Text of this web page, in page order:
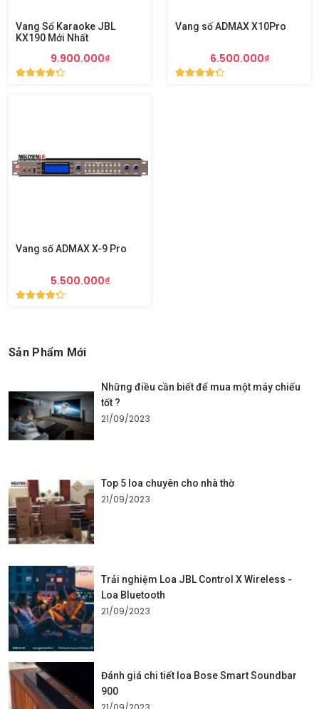
Vang Số Karaoke JBL
KX190 Mới Nhất
9.900.000₫
Vang số ADMAX X10Pro
6.500.000₫
Vang số ADMAX X-9 Pro
5.500.000₫
Sản Phẩm Mới
Những điều cần biết để mua một máy chiếu
tốt ?
21/09/2023
Top 5 loa chuyên cho nhà thờ
21/09/2023
Trải nghiệm Loa JBL Control X Wireless -
Loa Bluetooth
21/09/2023
Đánh giá chi tiết loa Bose Smart Soundbar
900